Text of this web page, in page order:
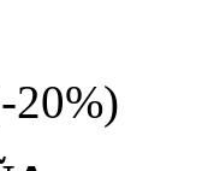
20%)